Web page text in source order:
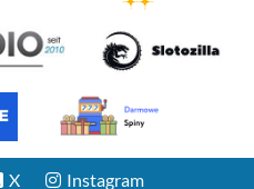
X Instagram